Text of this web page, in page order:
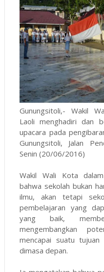
Gunungsitoli,- Wakil
Laoli menghadiri dan
upacara pada
Gunungsitoli, Jalan
Senin (20/06/2016)
Wakil Wali Kota
bahwa sekolah bukan
ilmu, akan tetapi
pembelajaran yang
yang baik,
mengembangkan
mencapai suatu
dimasa depan.